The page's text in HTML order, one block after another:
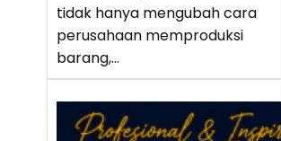
tidak hanya mengubah cara
perusahaan memproduksi
barang,…